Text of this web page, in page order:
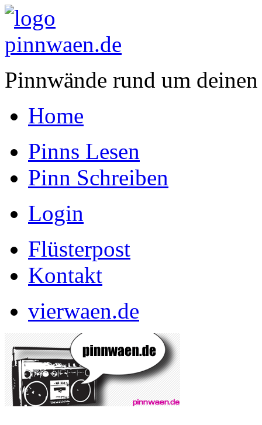
Pinnwände rund um
Home
Pinns Lesen
Pinn Schreiben
Login
Flüsterpost
Kontakt
vierwaen.de